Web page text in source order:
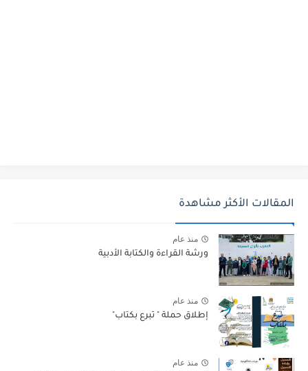
المقالات الأكثر مشاهدة
منذ عام
ورشة القراءة والكتابة الأدبية
منذ عام
إطلاق حملة " تبرع بكتاب"
منذ عام